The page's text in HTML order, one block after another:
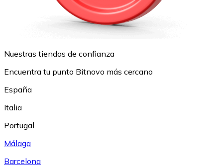
Nuestras tiendas de confianza
Encuentra tu punto Bitnovo más cercano
España
Italia
Portugal
Málaga
Barcelona